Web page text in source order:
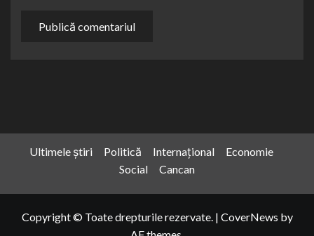
Ultimele știri Politică Internațional
Economie
Social
Cancan
Copyright © Toate drepturile rezervate. | CoverNews by